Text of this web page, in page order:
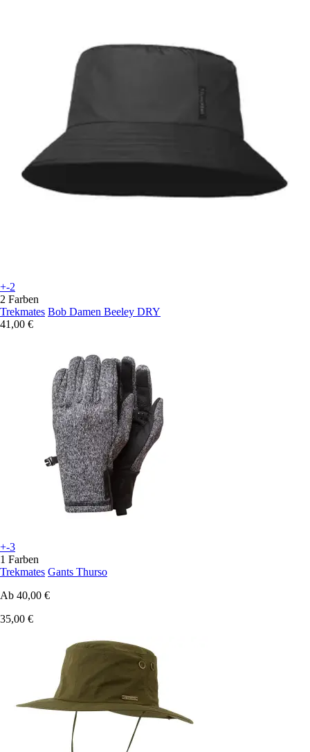
+-2
2 Farben
Trekmates Bob Damen Beeley DRY
41,00 €
+-3
1 Farben
Trekmates Gants Thurso
Ab 40,00 €
35,00 €